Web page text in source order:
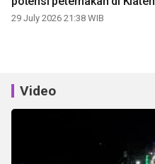
29 July 2026 21:38 WIB
Video